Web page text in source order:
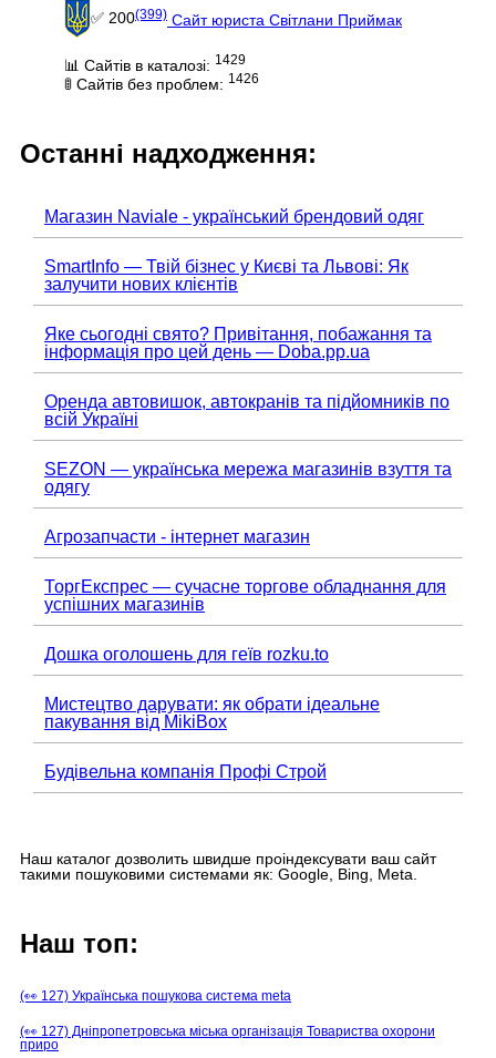
✅ 200(399) Сайт юриста Світлани Приймак
📊 Сайтів в каталозі: 1429
🚦 Сайтів без проблем: 1426
Останні надходження:
Магазин Naviale - український брендовий одяг
SmartInfo — Твій бізнес у Києві та Львові: Як
залучити нових клієнтів
Яке сьогодні свято? Привітання, побажання та
інформація про цей день — Doba.pp.ua
Оренда автовишок, автокранів та підйомників по
всій Україні
SEZON — українська мережа магазинів взуття та
одягу
Агрозапчасти - інтернет магазин
ТоргЕкспрес — сучасне торгове обладнання для
успішних магазинів
Дошка оголошень для геїв rozku.to
Мистецтво дарувати: як обрати ідеальне
пакування від MikiBox
Будівельна компанія Профі Строй
Наш каталог дозволить швидше проіндексувати ваш сайт
такими пошуковими системами як: Google, Bing, Meta.
Наш топ:
(👀 127) Українська пошукова система meta
(👀 127) Дніпропетровська міська організація Товариства охорони
приро